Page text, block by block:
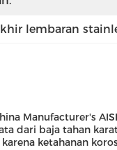
lembaran
Manufacturer's
dari baja tahan
ketahanan